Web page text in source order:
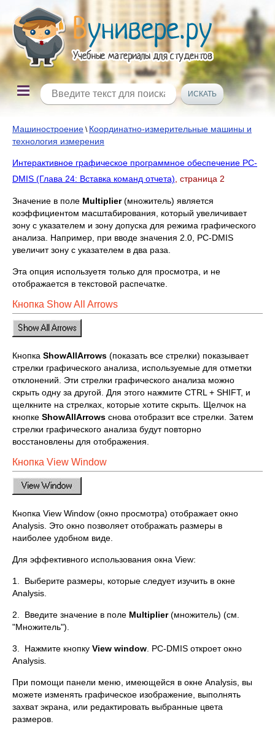
Машиностроение \ Координатно-измерительные машины и
технология измерения
Интерактивное графическое программное обеспечение PC-
DMIS (Глава 24: Вставка команд отчета) , страница 2
Значение в поле Multiplier(множитель) является
коэффициентом масштабирования, который увеличивает
зону с указателем и зону допуска для режима графического
анализа. Например, при вводе значения 2.0, PC-DMIS
увеличит зону с указателем в два раза.
Эта опция используетя только для просмотра, и не
отображается в текстовой распечатке.
Кнопка Show All Arrows
Кнопка ShowAllArrows (показать все стрелки) показывает
стрелки графического анализа, используемые для отметки
отклонений. Эти стрелки графического анализа можно
скрыть одну за другой. Для этого нажмите CTRL + SHIFT, и
щелкните на стрелках, которые хотите скрыть. Щелчок на
кнопке ShowAllArrows снова отобразит все стрелки. Затем
стрелки графического анализа будут повторно
восстановлены для отображения.
Кнопка View Window
Кнопка View Window (окно просмотра) отображает окно
Analysis. Это окно позволяет отображать размеры в
наиболее удобном виде.
Для эффективного использования окна View:
1. Выберите размеры, которые следует изучить в окне
Analysis.
2. Введите значение в поле Multiplier(множитель) (см.
"Множитель").
3. Нажмите кнопку View window . PC-DMIS откроет окно
Analysis
При помощи панели меню, имеющейся в окне Analysis, вы
можете изменять графическое изображение, выполнять
захват экрана, или редактировать выбранные цвета
размеров.